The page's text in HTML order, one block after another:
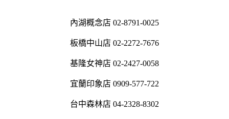
內湖概念店 02-8791-0025
板橋中山店 02-2272-7676
基隆女神店 02-2427-0058
宜蘭印象店 0909-577-722
台中森林店 04-2328-8302